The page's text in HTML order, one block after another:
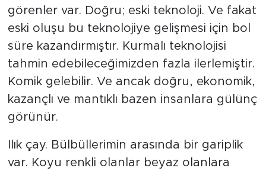
görenler var. Doğru; eski teknoloji. Ve fakat
eski oluşu bu teknolojiye gelişmesi için bol
süre kazandırmıştır. Kurmalı teknolojisi
tahmin edebileceğimizden fazla ilerlemiştir.
Komik gelebilir. Ve ancak doğru, ekonomik,
kazançlı ve mantıklı bazen insanlara gülünç
görünür.
Ilık çay. Bülbüllerimin arasında bir gariplik
var. Koyu renkli olanlar beyaz olanlara